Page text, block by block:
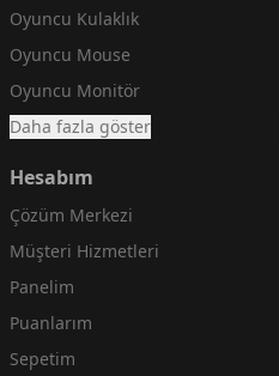
Oyuncu Kulaklık
Oyuncu Mouse
Oyuncu Monitör
Daha fazla göster
Hesabım
Çözüm Merkezi
Müşteri Hizmetleri
Panelim
Puanlarım
Sepetim